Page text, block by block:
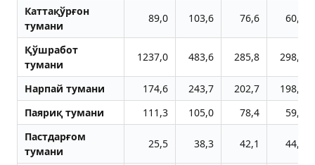
Каттақўрғон
тумани
89,0 103,6 76,6 60,3
Қўшработ
тумани
1237,0 483,6 285,8 298,6
Нарпай тумани 174,6 243,7 202,7
198,4
Паяриқ тумани
111,3 105,0 78,4
59,8
Пастдарғом
тумани
25,5 38,3 42,1 44,2